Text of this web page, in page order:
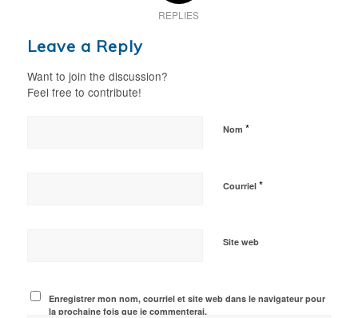
REPLIES
Leave a Reply
Want to join the discussion?
Feel free to contribute!
Nom *
Courriel *
Site web
Enregistrer mon nom, courriel et site web dans le navigateur pour
la prochaine fois que je commenterai.